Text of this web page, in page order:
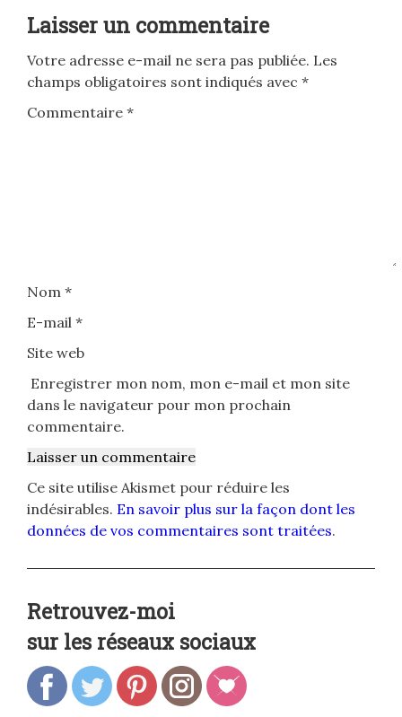
Laisser un commentaire
Votre adresse e-mail ne sera pas publiée. Les
champs obligatoires sont indiqués avec *
Commentaire *
Nom *
E-mail *
Site web
Enregistrer mon nom, mon e-mail et mon site
dans le navigateur pour mon prochain
commentaire.
Ce site utilise Akismet pour réduire les
indésirables. En savoir plus sur la façon dont les
données de vos commentaires sont traitées.
Retrouvez-moi
sur les réseaux sociaux